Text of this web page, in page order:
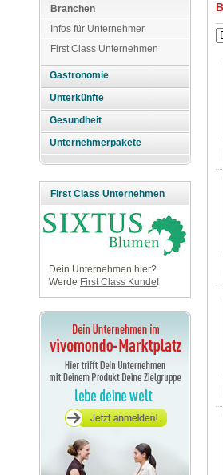
Branchen
Infos für Unternehmer
First Class Unternehmen
Gastronomie
Unterkünfte
Gesundheit
Unternehmerpakete
First Class Unternehmen
Dein Unternehmen hier?
Werde First Class Kunde!